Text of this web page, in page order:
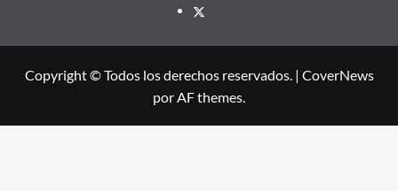
X
Copyright © Todos los derechos reservados. | CoverNews
por AF themes.